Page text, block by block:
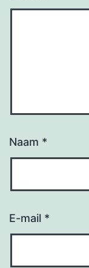
Naam *
E-mail *